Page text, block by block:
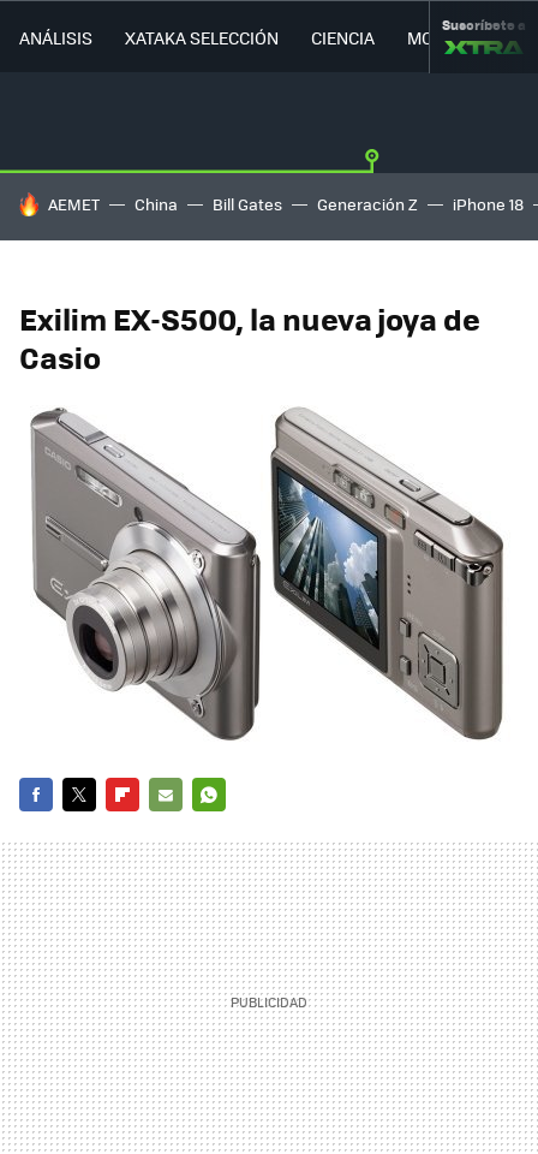
ANÁLISIS XATAKA SELECCIÓN CIENCIA MOVILIDAD
Suscríbete a
HOY SE HABLA DE
AEMET China Bill Gates Generación Z iPhone 18
Exilim EX-S500, la nueva joya de
Casio
MAIL